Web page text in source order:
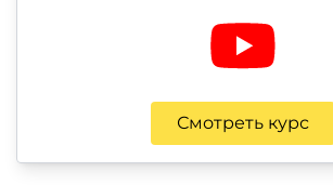
Смотреть курс